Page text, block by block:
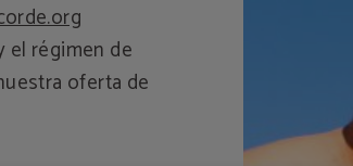
el régimen de
oferta de